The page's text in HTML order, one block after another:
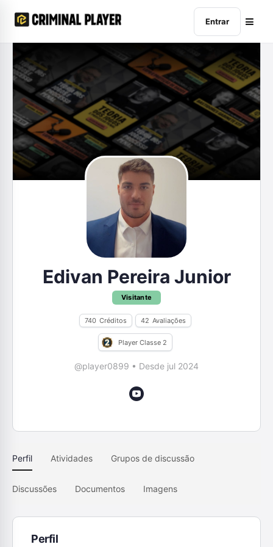
Entrar
Edivan Pereira Junior
Visitante
740 Créditos 42 Avaliações
Player Classe 2
@player0899 • Desde jul 2024
Perfil Atividades Grupos de discussão
Discussões Documentos Imagens
Perfil